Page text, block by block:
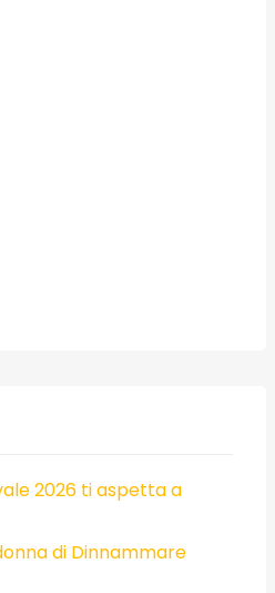
2026 ti aspetta a
di Dinnammare